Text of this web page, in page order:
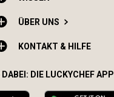
ÜBER UNS
KONTAKT & HILFE
DABEI: DIE LUCKYCHEF APP